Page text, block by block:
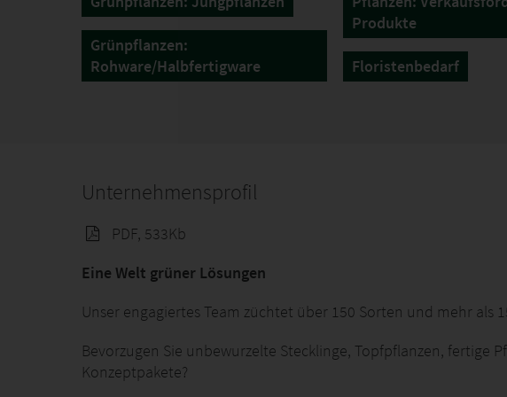
Grünpflanzen:
Rohware/Halbfertigware
Produkte
Floristenbedarf
Unternehmensprofil
PDF, 533Kb
Eine Welt grüner Lösungen
Unser engagiertes Team züchtet über 150 Sorten und mehr als
Bevorzugen Sie unbewurzelte Stecklinge, Topfpflanzen, fertige
Konzeptpakete?